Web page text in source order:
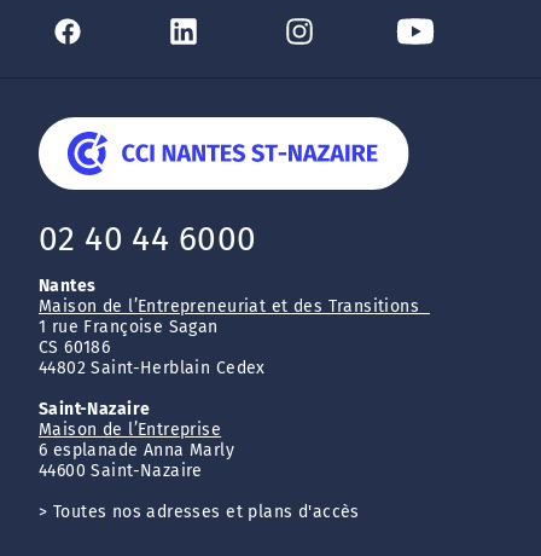
02 40 44 6000
Nantes
Maison de l’Entrepreneuriat et des Transitions
1 rue Françoise Sagan
CS 60186
44802 Saint-Herblain Cedex
Saint-Nazaire
Maison de l’Entreprise
6 esplanade Anna Marly
44600 Saint-Nazaire
> Toutes nos adresses et plans d'accès